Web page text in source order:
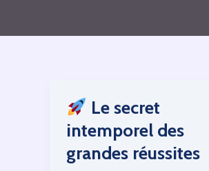
Le secret
intemporel des
grandes réussites